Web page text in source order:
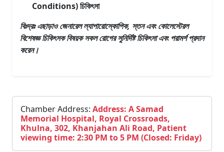
Conditions) চিকিৎসা
বিঃদ্রঃ এছাড়াওজেনারেল ল্যাপারোস্কোপিক, স্তন এবং কোলেস্টেরল
বিশেষজ্ঞ চিকিৎসকবিষয়ক সকল রোগের সুনির্দিষ্ট চিকিৎসা এবং পরামর্শ প্রদান
করেন।
Chamber Address: Address: A Samad
Memorial Hospital, Royal Crossroads,
Khulna, 302, Khanjahan Ali Road, Patient
viewing time: 2:30 PM to 5 PM (Closed: Friday)